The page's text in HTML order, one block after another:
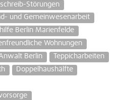
Störungen
und Gemeinwesenarbeit
Berlin Marienfelde
Wohnungen
Berlin
Teppicharbeiten
Doppelhaushälfte